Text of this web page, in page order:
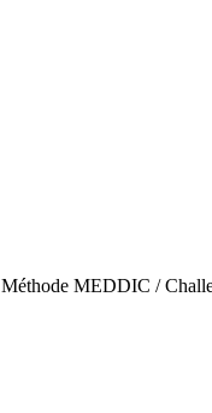
Méthode MEDDIC /